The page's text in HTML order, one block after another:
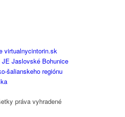
virtualnycintorin.sk
Jaslovské Bohunice
šalianskeho regiónu
práva vyhradené